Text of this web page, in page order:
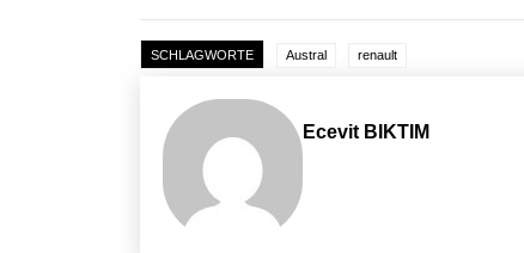
SCHLAGWORTE Austral renault
Ecevit BIKTIM